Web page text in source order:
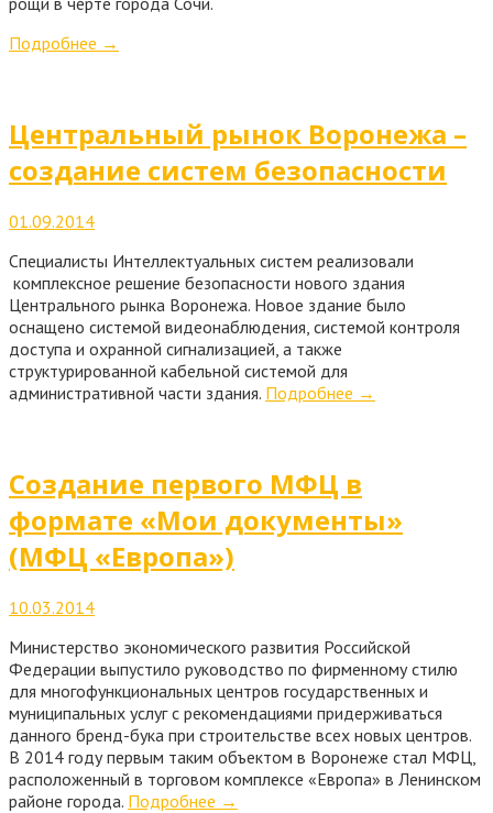
Подробнее →
Центральный рынок Воронежа –
создание систем безопасности
01.09.2014
Специалисты Интеллектуальных систем реализовали
комплексное решение безопасности нового здания
Центрального рынка Воронежа. Новое здание было
оснащено системой видеонаблюдения, системой контроля
доступа и охранной сигнализацией, а также
структурированной кабельной системой для
административной части здания. Подробнее →
Создание первого МФЦ в
формате «Мои документы»
(МФЦ «Европа»)
10.03.2014
Министерство экономического развития Российской
Федерации выпустило руководство по фирменному стилю
для многофункциональных центров государственных и
муниципальных услуг с рекомендациями придерживаться
данного бренд-бука при строительстве всех новых центров.
В 2014 году первым таким объектом в Воронеже стал МФЦ,
расположенный в торговом комплексе «Европа» в Ленинском
районе города. Подробнее →